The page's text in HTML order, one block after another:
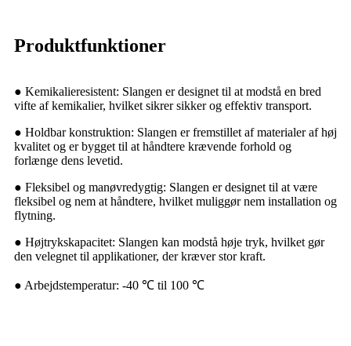
Produktfunktioner
● Kemikalieresistent: Slangen er designet til at modstå en bred
vifte af kemikalier, hvilket sikrer sikker og effektiv transport.
● Holdbar konstruktion: Slangen er fremstillet af materialer af høj
kvalitet og er bygget til at håndtere krævende forhold og
forlænge dens levetid.
● Fleksibel og manøvredygtig: Slangen er designet til at være
fleksibel og nem at håndtere, hvilket muliggør nem installation og
flytning.
● Højtrykskapacitet: Slangen kan modstå høje tryk, hvilket gør
den velegnet til applikationer, der kræver stor kraft.
● Arbejdstemperatur: -40 ℃ til 100 ℃